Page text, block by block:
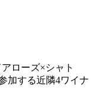
ローズ×シャト
加する近隣4ワイナ